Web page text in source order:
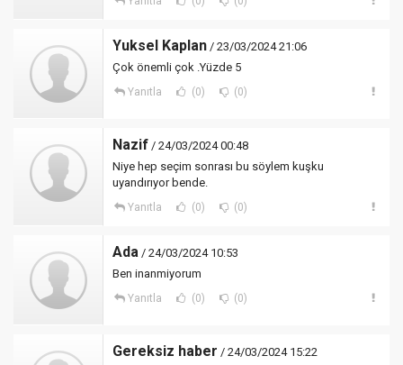
Yuksel Kaplan / 23/03/2024 21:06
Çok önemli çok .Yüzde 5
Yanıtla (0) (0)
Nazif / 24/03/2024 00:48
Niye hep seçim sonrası bu söylem kuşku
uyandırıyor bende.
Yanıtla (0) (0)
Ada / 24/03/2024 10:53
Ben inanmiyorum
Yanıtla (0) (0)
Gereksiz haber / 24/03/2024 15:22